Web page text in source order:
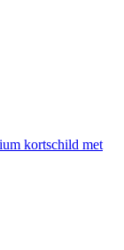
kortschild met